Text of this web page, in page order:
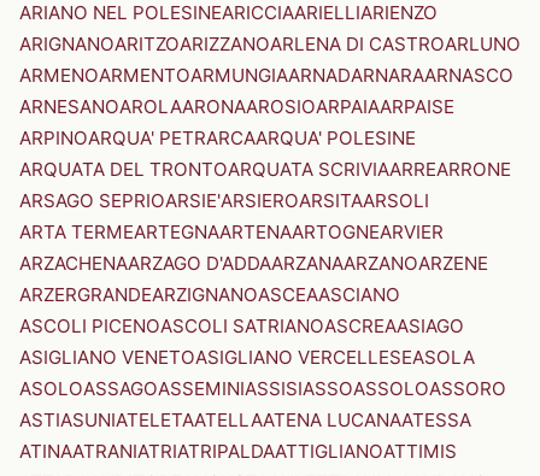
ARIANO NEL POLESINEARICCIAARIELLIARIENZO
ARIGNANOARITZOARIZZANOARLENA DI CASTROARLUNO
ARMENOARMENTOARMUNGIAARNADARNARAARNASCO
ARNESANOAROLAARONAAROSIOARPAIAARPAISE
ARPINOARQUA' PETRARCAARQUA' POLESINE
ARQUATA DEL TRONTOARQUATA SCRIVIAARREARRONE
ARSAGO SEPRIOARSIE'ARSIEROARSITAARSOLI
ARTA TERMEARTEGNAARTENAARTOGNEARVIER
ARZACHENAARZAGO D'ADDAARZANAARZANOARZENE
ARZERGRANDEARZIGNANOASCEAASCIANO
ASCOLI PICENOASCOLI SATRIANOASCREAASIAGO
ASIGLIANO VENETOASIGLIANO VERCELLESEASOLA
ASOLOASSAGOASSEMINIASSISIASSOASSOLOASSORO
ASTIASUNIATELETAATELLAATENA LUCANAATESSA
ATINAATRANIATRIATRIPALDAATTIGLIANOATTIMIS